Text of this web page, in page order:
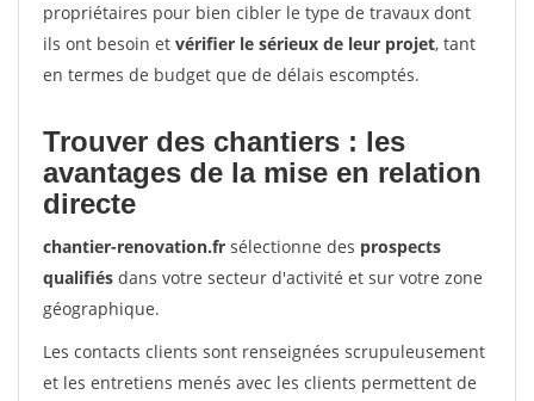
propriétaires pour bien cibler le type de travaux dont
ils ont besoin et vérifier le sérieux de leur projet, tant
en termes de budget que de délais escomptés.
Trouver des chantiers : les
avantages de la mise en relation
directe
chantier-renovation.fr sélectionne des prospects
qualifiés dans votre secteur d'activité et sur votre zone
géographique.
Les contacts clients sont renseignées scrupuleusement
et les entretiens menés avec les clients permettent de